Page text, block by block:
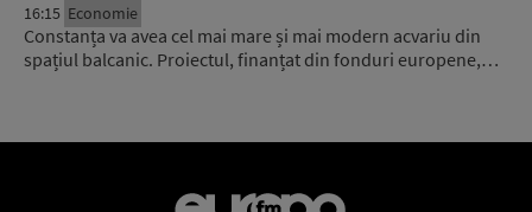
16:15 Economie
Constanța va avea cel mai mare și mai modern acvariu din
spațiul balcanic. Proiectul, finanțat din fonduri europene,…